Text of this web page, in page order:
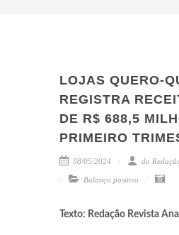
LOJAS QUERO-
REGISTRA
DE R$ 688,5
PRIMEIRO
08/05/2024 da
Balanço positivo
Texto: Redação Revista